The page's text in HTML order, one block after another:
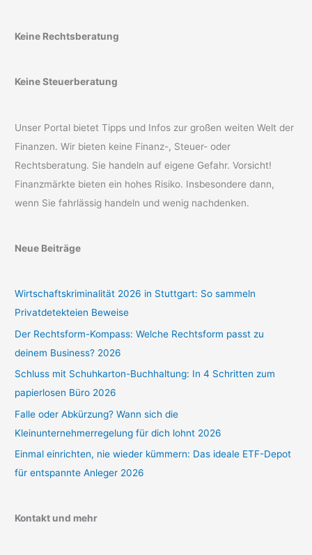
Keine Rechtsberatung
Keine Steuerberatung
Unser Portal bietet Tipps und Infos zur großen weiten Welt der
Finanzen. Wir bieten keine Finanz-, Steuer- oder
Rechtsberatung. Sie handeln auf eigene Gefahr. Vorsicht!
Finanzmärkte bieten ein hohes Risiko. Insbesondere dann,
wenn Sie fahrlässig handeln und wenig nachdenken.
Neue Beiträge
Wirtschaftskriminalität 2026 in Stuttgart: So sammeln
Privatdetekteien Beweise
Der Rechtsform-Kompass: Welche Rechtsform passt zu
deinem Business? 2026
Schluss mit Schuhkarton-Buchhaltung: In 4 Schritten zum
papierlosen Büro 2026
Falle oder Abkürzung? Wann sich die
Kleinunternehmerregelung für dich lohnt 2026
Einmal einrichten, nie wieder kümmern: Das ideale ETF-Depot
für entspannte Anleger 2026
Kontakt und mehr